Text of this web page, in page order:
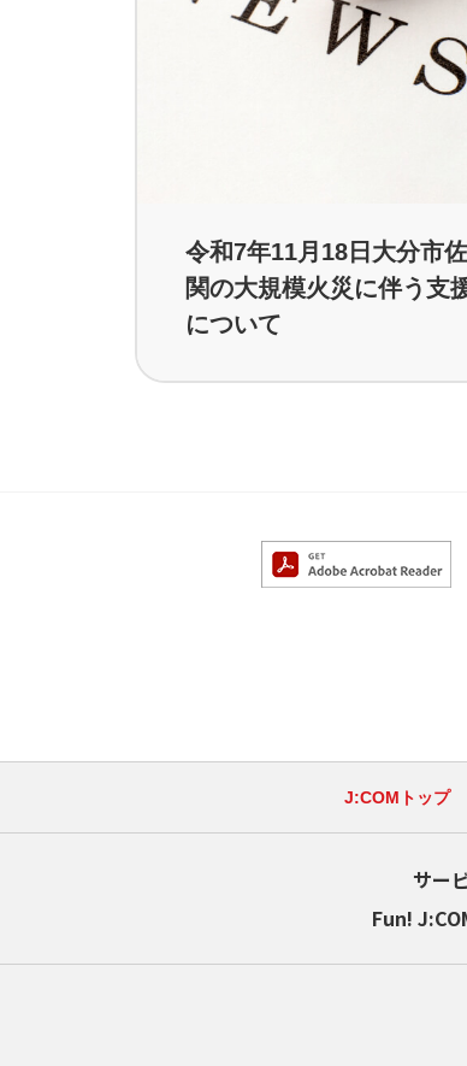
令和7年11月18日大分市
関の大規模火災に伴う支
について
J:COMトップ
サー
Fun!